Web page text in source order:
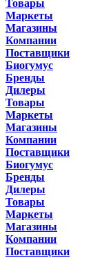
Товары
Маркеты
Магазины
Компании
Поставщики
Биогумус
Бренды
Дилеры
Товары
Маркеты
Магазины
Компании
Поставщики
Биогумус
Бренды
Дилеры
Товары
Маркеты
Магазины
Компании
Поставщики